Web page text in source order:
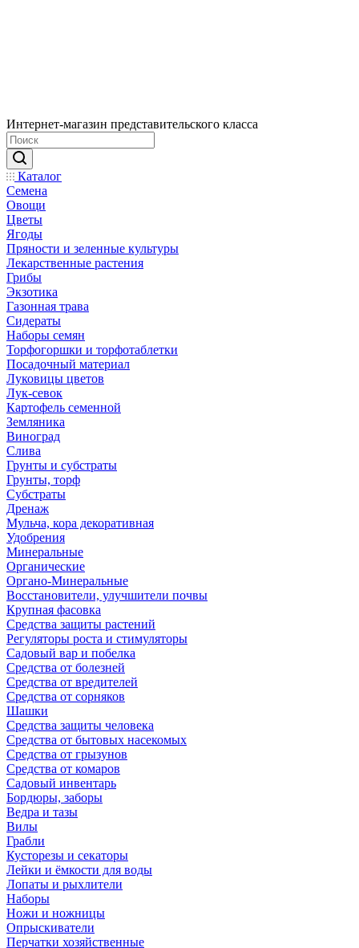
Интернет-магазин представительского класса
Каталог
Семена
Овощи
Цветы
Ягоды
Пряности и зеленные культуры
Лекарственные растения
Грибы
Экзотика
Газонная трава
Сидераты
Наборы семян
Торфогоршки и торфотаблетки
Посадочный материал
Луковицы цветов
Лук-севок
Картофель семенной
Земляника
Виноград
Слива
Грунты и субстраты
Грунты, торф
Субстраты
Дренаж
Мульча, кора декоративная
Удобрения
Минеральные
Органические
Органо-Минеральные
Восстановители, улучшители почвы
Крупная фасовка
Средства защиты растений
Регуляторы роста и стимуляторы
Садовый вар и побелка
Средства от болезней
Средства от вредителей
Средства от сорняков
Шашки
Средства защиты человека
Средства от бытовых насекомых
Средства от грызунов
Средства от комаров
Садовый инвентарь
Бордюры, заборы
Ведра и тазы
Вилы
Грабли
Кусторезы и секаторы
Лейки и ёмкости для воды
Лопаты и рыхлители
Наборы
Ножи и ножницы
Опрыскиватели
Перчатки хозяйственные